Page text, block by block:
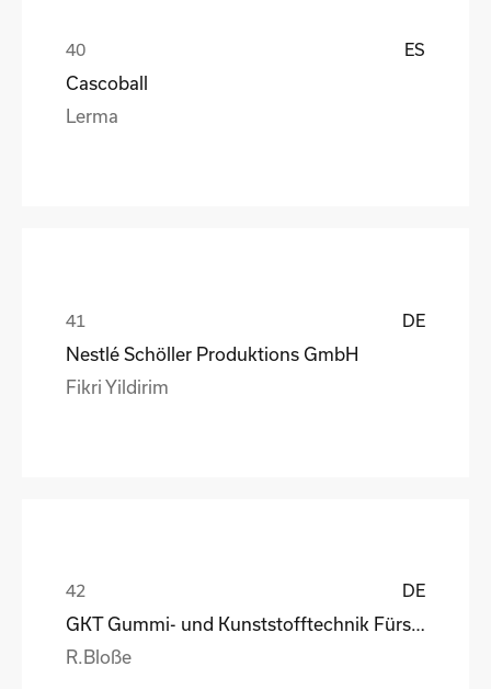
ES
Cascoball
Lerma
DE
Nestlé Schöller Produktions GmbH
Fikri Yildirim
DE
R.Bloße